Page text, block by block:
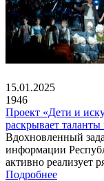
15.01.2025
1946
Проект «Дети и
раскрывает
Вдохновленный
информации
активно реализует
Подробнее